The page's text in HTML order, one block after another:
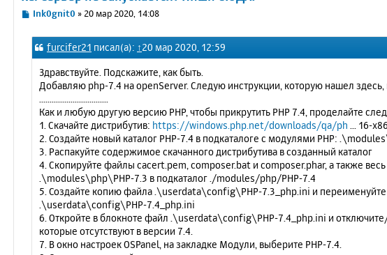
С
о
б
Ink0gnit0 » 20 мар 2020, 14:08
furcifer21 писал(а): ↑20 мар 2020, 12:59
Здравствуйте. Подскажите, как быть.
Добавляю php-7.4 на openServer. Следую инструкции, которую нашел
Как и любую другую версию PHP, чтобы прикрутить PHP 7.4, проделайте
1. Скачайте дистрибутив: https://windows.php.net/downloads/qa/ph ... 16-
2. Создайте новый каталог PHP-7.4 в подкаталоге с модулями PHP:
3. Распакуйте содержимое скачанного дистрибутива в созданный каталог
4. Скопируйте файлы cacert.pem, composer.bat и composer.phar, а также весь
.\modules\php\PHP-7.3 в подкаталог ./modules/php/PHP-7.4
5. Создайте копию файла .\userdata\config\PHP-7.3_php.ini и
.\userdata\config\PHP-7.4_php.ini
6. Откройте в блокноте файл .\userdata\config\PHP-7.4_php.ini и
которые отсутствуют в версии 7.4.
7. В окно настроек OSPanel, на закладке Модули, выберите PHP-7.4.